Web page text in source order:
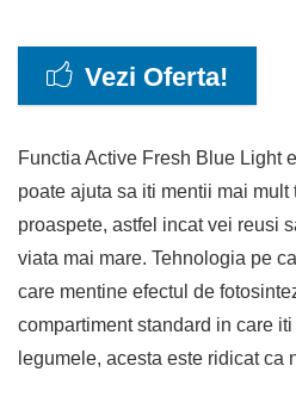
Vezi Oferta!
Functia Active Fresh Blue Light
poate ajuta sa iti mentii mai
proaspete, astfel incat vei reusi
viata mai mare. Tehnologia pe
care mentine efectul de
compartiment standard in care
legumele, acesta este ridicat ca